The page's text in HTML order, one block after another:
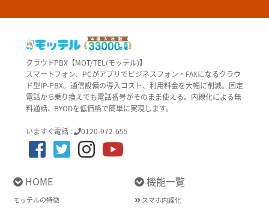
クラウドPBX【MOT/TEL(モッテル)】
スマートフォン、PCがアプリでビジネスフォン・FAXになるクラウ
ド型IP-PBX。通信設備の導入コスト、利用料金を大幅に削減。固定
電話から乗り換えでも電話番号がそのまま使える。内線化による無
料通話、BYODを低価格で簡単に実現します。
いますぐ電話 : 0120-972-655
HOME
モッテルの特徴
機能一覧
スマホ内線化